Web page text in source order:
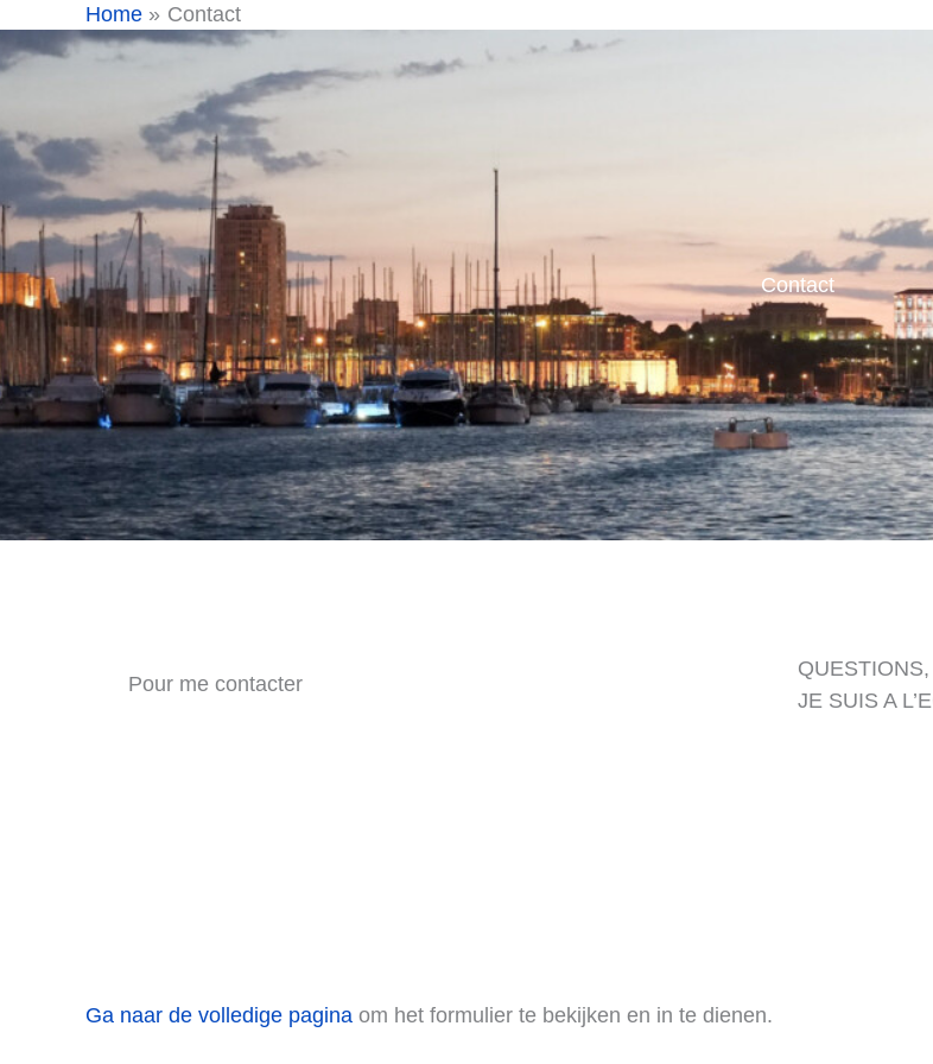
naar
de
Home Contact
Contact
Pour me contacter
JE SUIS A
Ga naar de volledige pagina om het formulier te bekijken en in te dienen.